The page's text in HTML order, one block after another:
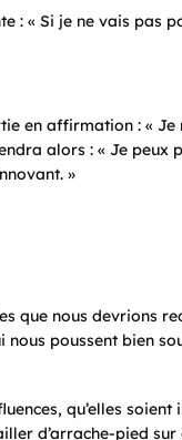
: « Si je ne vais pas
en affirmation : «
alors : « Je peux
»
que nous devrions
poussent bien
qu’elles soient
d’arrache-pied sur